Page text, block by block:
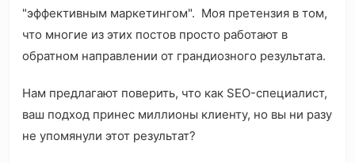
"эффективным маркетингом". Моя претензия в том,
что многие из этих постов просто работают в
обратном направлении от грандиозного результата.
Нам предлагают поверить, что как SEO-специалист,
ваш подход принес миллионы клиенту, но вы ни разу
не упомянули этот результат?